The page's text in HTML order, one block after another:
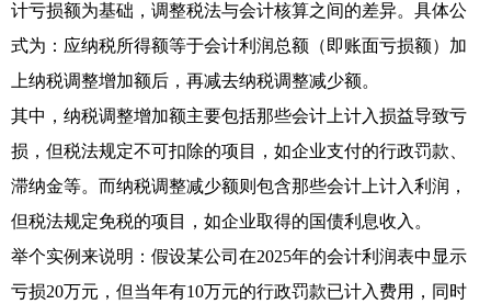
计亏损额为基础，调整税法与会计核算之间的差异。具体公
式为：应纳税所得额等于会计利润总额（即账面亏损额）加
上纳税调整增加额后，再减去纳税调整减少额。
其中，纳税调整增加额主要包括那些会计上计入损益导致亏
损，但税法规定不可扣除的项目，如企业支付的行政罚款、
滞纳金等。而纳税调整减少额则包含那些会计上计入利润，
但税法规定免税的项目，如企业取得的国债利息收入。
举个实例来说明：假设某公司在2025年的会计利润表中显示
亏损20万元，但当年有10万元的行政罚款已计入费用，同时